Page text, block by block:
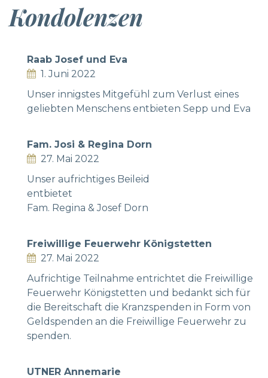
Kondolenzen
Raab Josef und Eva
1. Juni 2022
Unser innigstes Mitgefühl zum Verlust eines
geliebten Menschens entbieten Sepp und Eva
Fam. Josi & Regina Dorn
27. Mai 2022
Unser aufrichtiges Beileid
entbietet
Fam. Regina & Josef Dorn
Freiwillige Feuerwehr Königstetten
27. Mai 2022
Aufrichtige Teilnahme entrichtet die Freiwillige
Feuerwehr Königstetten und bedankt sich für
die Bereitschaft die Kranzspenden in Form von
Geldspenden an die Freiwillige Feuerwehr zu
spenden.
UTNER Annemarie